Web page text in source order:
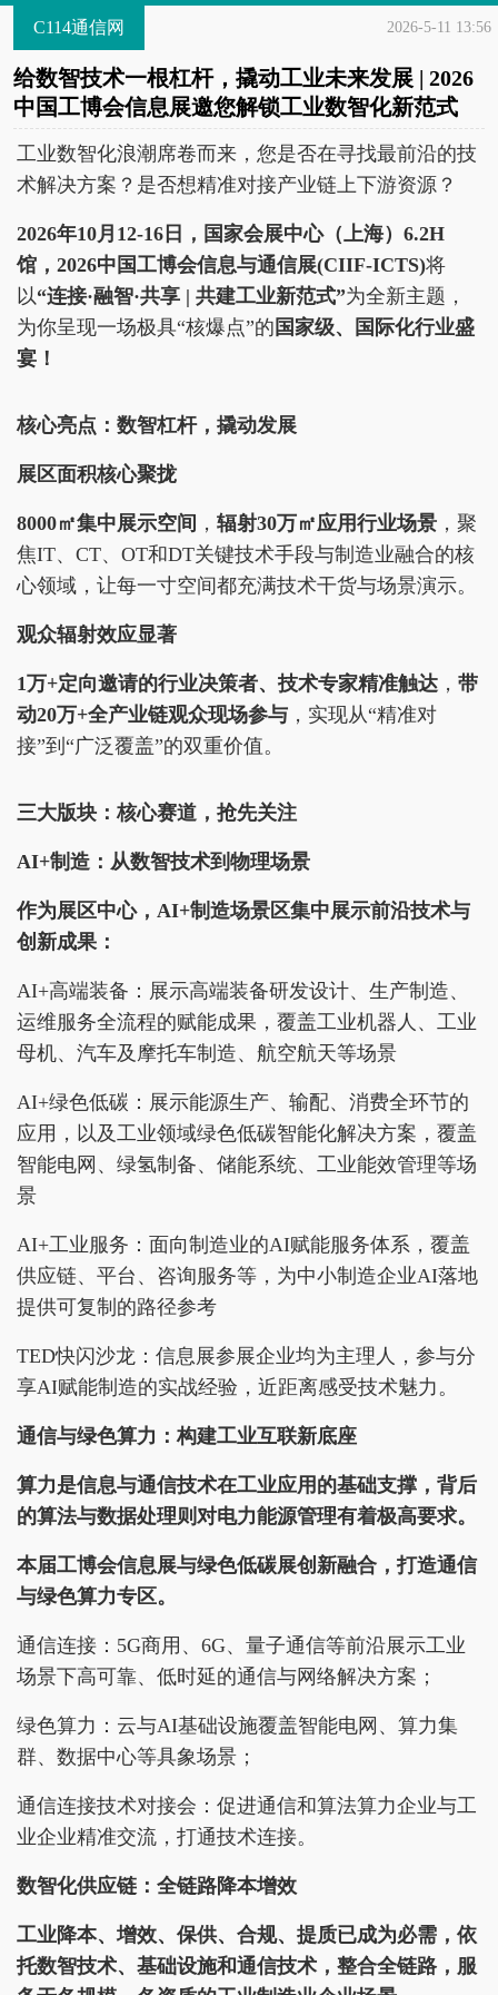
C114通信网 2026-5-11 13:56
给数智技术一根杠杆，撬动工业未来发展 | 2026
中国工博会信息展邀您解锁工业数智化新范式
工业数智化浪潮席卷而来，您是否在寻找最前沿的技
术解决方案？是否想精准对接产业链上下游资源？
2026年10月12-16日，国家会展中心（上海）6.2H
馆，2026中国工博会信息与通信展(CIIF-ICTS)将
以“连接·融智·共享 | 共建工业新范式”为全新主题，
为你呈现一场极具“核爆点”的 国家级、国际化行业盛
宴！
核心亮点：数智杠杆，撬动发展
展区面积核心聚拢
8000㎡集中展示空间 ， 辐射30万㎡应用行业场景 ，聚
焦IT、CT、OT和DT关键技术手段与制造业融合的核
心领域，让每一寸空间都充满技术干货与场景演示。
观众辐射效应显著
1万+定向邀请的行业决策者、技术专家精准触达 ， 带
动20万+全产业链观众现场参与 ，实现从“精准对
接”到“广泛覆盖”的双重价值。
三大版块：核心赛道，抢先关注
AI+制造：从数智技术到物理场景
作为展区中心，AI+制造场景区集中展示前沿技术与
创新成果：
AI+高端装备：展示高端装备研发设计、生产制造、
运维服务全流程的赋能成果，覆盖工业机器人、工业
母机、汽车及摩托车制造、航空航天等场景
AI+绿色低碳：展示能源生产、输配、消费全环节的
应用，以及工业领域绿色低碳智能化解决方案，覆盖
智能电网、绿氢制备、储能系统、工业能效管理等场
景
AI+工业服务：面向制造业的AI赋能服务体系，覆盖
供应链、平台、咨询服务等，为中小制造企业AI落地
提供可复制的路径参考
TED快闪沙龙：信息展参展企业均为主理人，参与分
享AI赋能制造的实战经验，近距离感受技术魅力。
通信与绿色算力：构建工业互联新底座
算力是信息与通信技术在工业应用的基础支撑，背后
的算法与数据处理则对电力能源管理有着极高要求。
本届工博会信息展与绿色低碳展创新融合，打造通信
与绿色算力专区。
通信连接：5G商用、6G、量子通信等前沿展示工业
场景下高可靠、低时延的通信与网络解决方案；
绿色算力：云与AI基础设施覆盖智能电网、算力集
群、数据中心等具象场景；
通信连接技术对接会：促进通信和算法算力企业与工
业企业精准交流，打通技术连接。
数智化供应链：全链路降本增效
工业降本、增效、保供、合规、提质已成为必需，依
托数智技术、基础设施和通信技术，整合全链路，服